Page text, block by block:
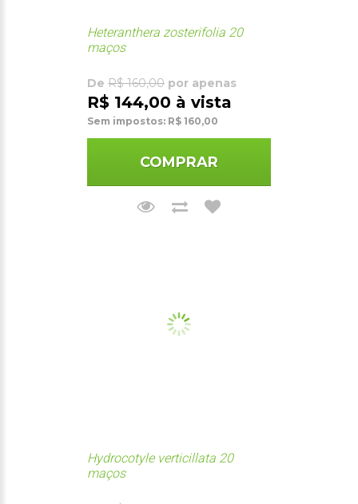
Heteranthera zosterifolia 20
maços
De R$ 160,00 por apenas
R$ 144,00 à vista
Sem impostos: R$ 160,00
COMPRAR
Hydrocotyle verticillata 20
maços